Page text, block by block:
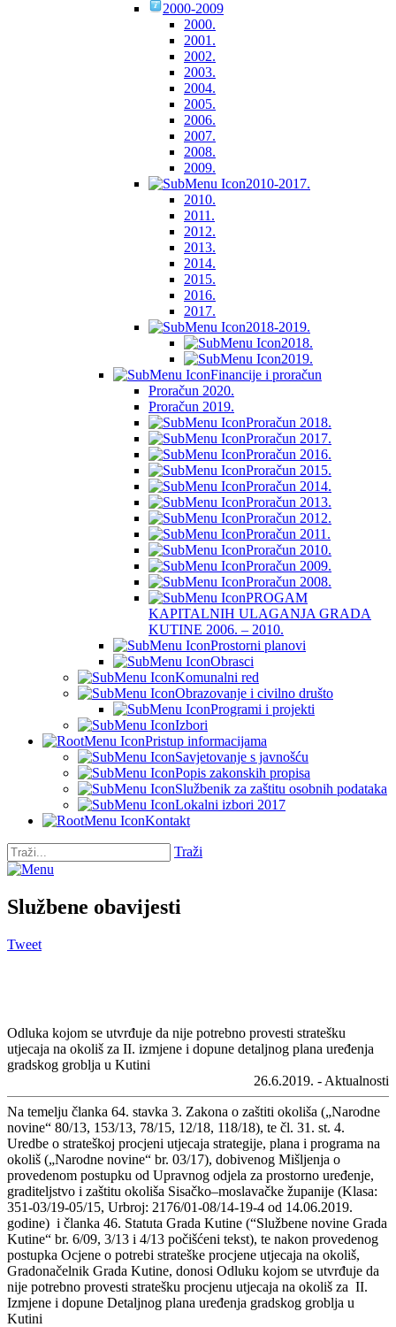
2000-2009
2000.
2001.
2002.
2003.
2004.
2005.
2006.
2007.
2008.
2009.
2010-2017.
2010.
2011.
2012.
2013.
2014.
2015.
2016.
2017.
2018-2019.
2018.
2019.
Financije i proračun
Proračun 2020.
Proračun 2019.
Proračun 2018.
Proračun 2017.
Proračun 2016.
Proračun 2015.
Proračun 2014.
Proračun 2013.
Proračun 2012.
Proračun 2011.
Proračun 2010.
Proračun 2009.
Proračun 2008.
PROGAM
KAPITALNIH ULAGANJA GRADA
KUTINE 2006. – 2010.
Prostorni planovi
Obrasci
Komunalni red
Obrazovanje i civilno društo
Programi i projekti
Izbori
Pristup informacijama
Savjetovanje s javnošću
Popis zakonskih propisa
Službenik za zaštitu osobnih podataka
Lokalni izbori 2017
Kontakt
Traži
Službene obavijesti
Tweet
Odluka kojom se utvrđuje da nije potrebno provesti stratešku
utjecaja na okoliš za II. izmjene i dopune detaljnog plana uređenja
gradskog groblja u Kutini
26.6.2019. - Aktualnosti
Na temelju članka 64. stavka 3. Zakona o zaštiti okoliša („Narodne
novine“ 80/13, 153/13, 78/15, 12/18, 118/18), te čl. 31. st. 4.
Uredbe o strateškoj procjeni utjecaja strategije, plana i programa na
okoliš („Narodne novine“ br. 03/17), dobivenog Mišljenja o
provedenom postupku od Upravnog odjela za prostorno uređenje,
graditeljstvo i zaštitu okoliša Sisačko–moslavačke županije (Klasa:
351-03/19-05/15, Urbroj: 2176/01-08/14-19-4 od 14.06.2019.
godine) i članka 46. Statuta Grada Kutine (“Službene novine Grada
Kutine“ br. 6/09, 3/13 i 4/13 počišćeni tekst), te nakon provedenog
postupka Ocjene o potrebi strateške procjene utjecaja na okoliš,
Gradonačelnik Grada Kutine, donosi Odluku kojom se utvrđuje da
nije potrebno provesti stratešku procjenu utjecaja na okoliš za II.
Izmjene i dopune Detaljnog plana uređenja gradskog groblja u
Kutini